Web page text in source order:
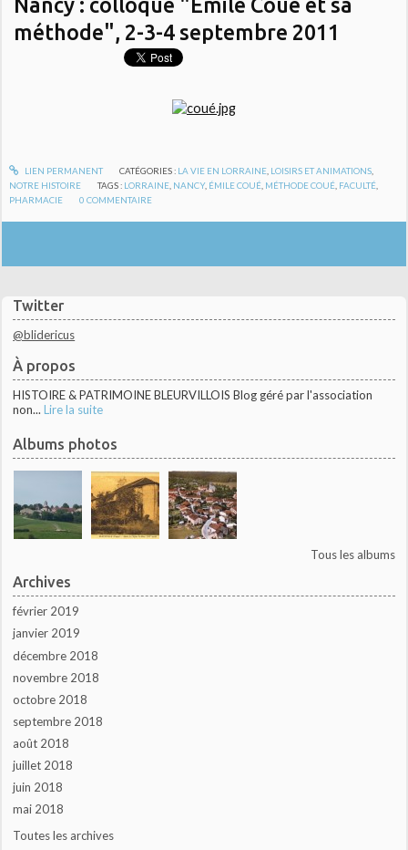
Twitter
@blidericus
À propos
HISTOIRE & PATRIMOINE BLEURVILLOIS Blog géré par l'association
non... Lire la suite
Albums photos
Tous les albums
Archives
février 2019
janvier 2019
décembre 2018
novembre 2018
octobre 2018
septembre 2018
août 2018
juillet 2018
juin 2018
mai 2018
Toutes les archives
méthode", 2-3-4 septembre 2011
LIEN PERMANENT CATÉGORIES : LA VIE EN LORRAINE, LOISIRS ET ANIMATIONS,
NOTRE HISTOIRE
TAGS : LORRAINE NANCY, ÉMILE COUÉ MÉTHODE COUÉ FACULTÉ
PHARMACIE
0 COMMENTAIRE